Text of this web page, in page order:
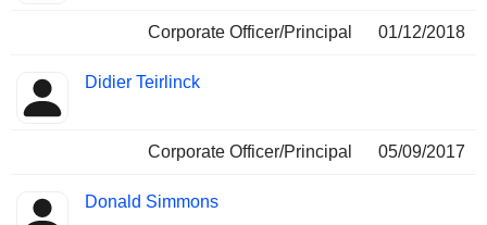
Corporate Officer/Principal 01/12/2018
Didier Teirlinck
Corporate Officer/Principal 05/09/2017
Donald Simmons